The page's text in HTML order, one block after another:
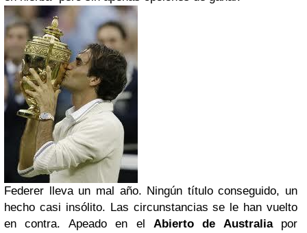
Federer lleva un mal año. Ningún título conseguido, un
hecho casi insólito. Las circunstancias se le han vuelto
en contra. Apeado en el Abierto de Australia por